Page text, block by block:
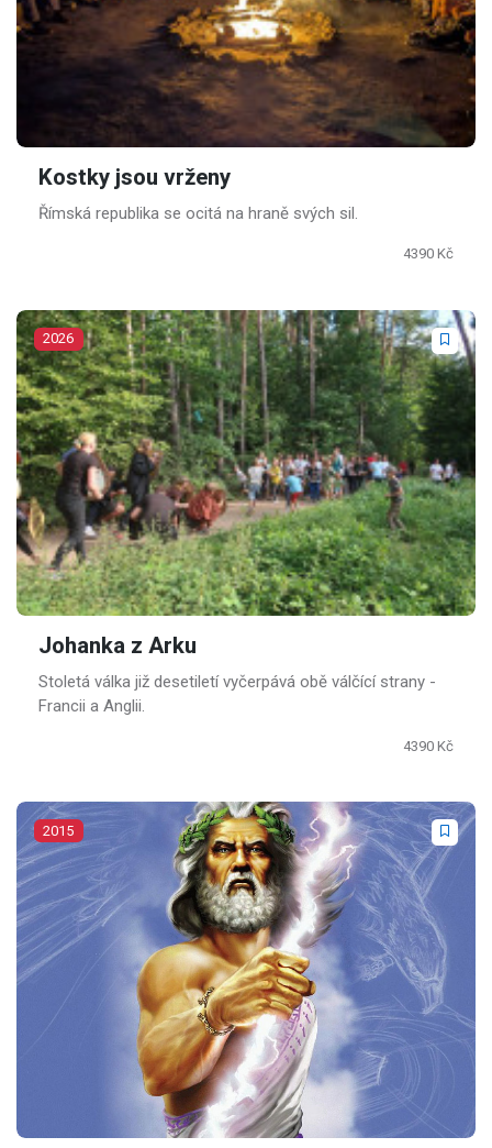
Kostky jsou vrženy
Římská republika se ocitá na hraně svých sil.
4390 Kč
2026
Johanka z Arku
Stoletá válka již desetiletí vyčerpává obě válčící strany -
Francii a Anglii.
4390 Kč
2015